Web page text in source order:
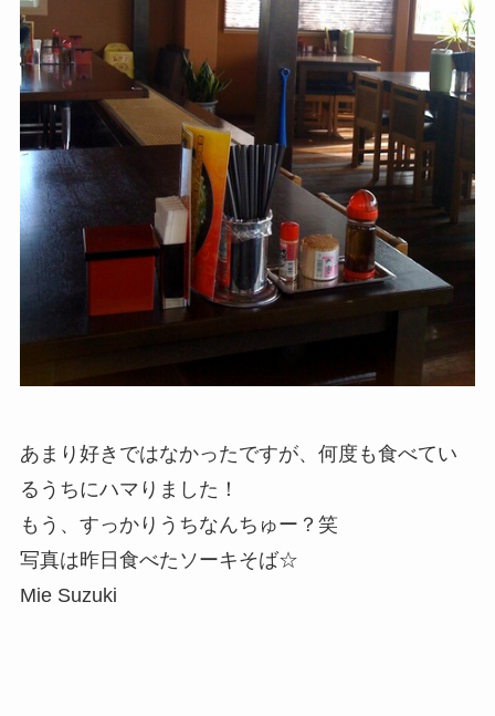
あまり好きではなかったですが、何度も食べてい
るうちにハマりました！
もう、すっかりうちなんちゅー？笑
写真は昨日食べたソーキそば☆
Mie Suzuki